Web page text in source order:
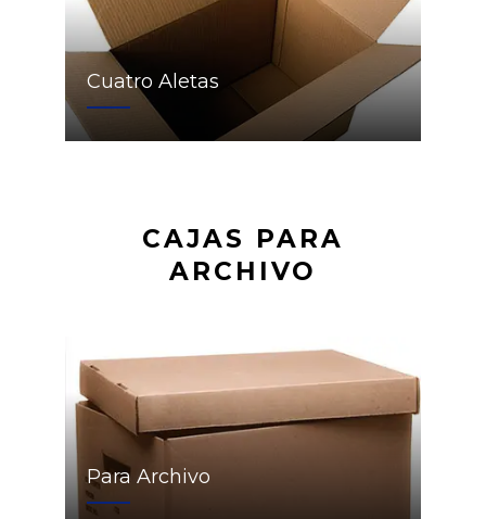
Cuatro Aletas
CAJAS PARA
ARCHIVO
Para Archivo